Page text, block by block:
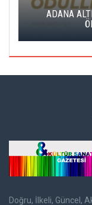
ADANA
Doğru, İlkeli, Güncel,